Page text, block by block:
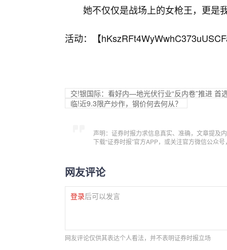
她不仅仅是战场上的女枪王，更是
活动：【
交!银国际：看好内—地光伏行业“反内卷”推进 首
临!近9.3限产炒作，钢价何去何从？
声明：证券时报力求信息真实、准确，文章提及
下载“证券时报”官方APP，或关注官方微信公众
网友评论
登录后可以发言
网友评论仅供其表达个人看法，并不表明证券时报立场